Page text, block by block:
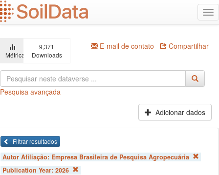
Ir
para
o
principal
Métricas
9,371
Downloads
E-mail de contato Compartilhar
Pesquisa avançada
Adicionar dados
Filtrar resultados
Autor Afiliação: Empresa Brasileira de Pesquisa Agropecuária
Publication Year: 2026